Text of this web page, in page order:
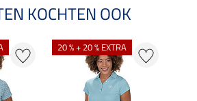
KOCHTEN OOK
20 % + 20 % EXTRA